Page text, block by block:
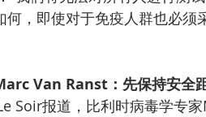
何，即使对于免疫人群也必
Van Ranst：先保持安全
Soir报道，比利时病毒学专